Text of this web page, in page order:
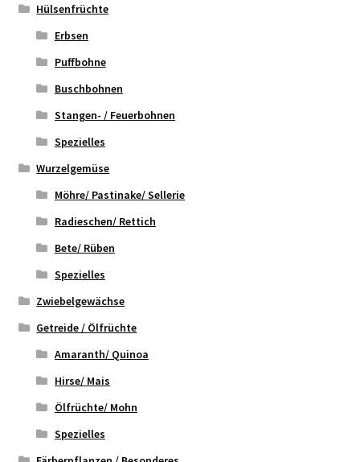
Hülsenfrüchte
Erbsen
Puffbohne
Buschbohnen
Stangen- / Feuerbohnen
Spezielles
Wurzelgemüse
Möhre/ Pastinake/ Sellerie
Radieschen/ Rettich
Bete/ Rüben
Spezielles
Zwiebelgewächse
Getreide / Ölfrüchte
Amaranth/ Quinoa
Hirse/ Mais
Ölfrüchte/ Mohn
Spezielles